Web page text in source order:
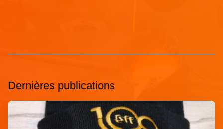
Dernières publications